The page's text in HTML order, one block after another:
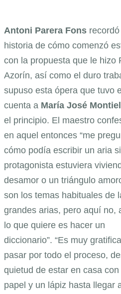
Antoni Parera Fons recordó
historia de cómo comenzó
con la propuesta que le hizo
Azorín, así como el duro
supuso esta ópera que tuvo
cuenta a María José Montiel
el principio. El maestro
en aquel entonces “me
cómo podía escribir un aria
protagonista estuviera
desamor o un triángulo
son los temas habituales de
grandes arias, pero aquí no,
lo que quiere es hacer un
diccionario”. “Es muy
pasar por todo el proceso,
quietud de estar en casa con
papel y un lápiz hasta llegar